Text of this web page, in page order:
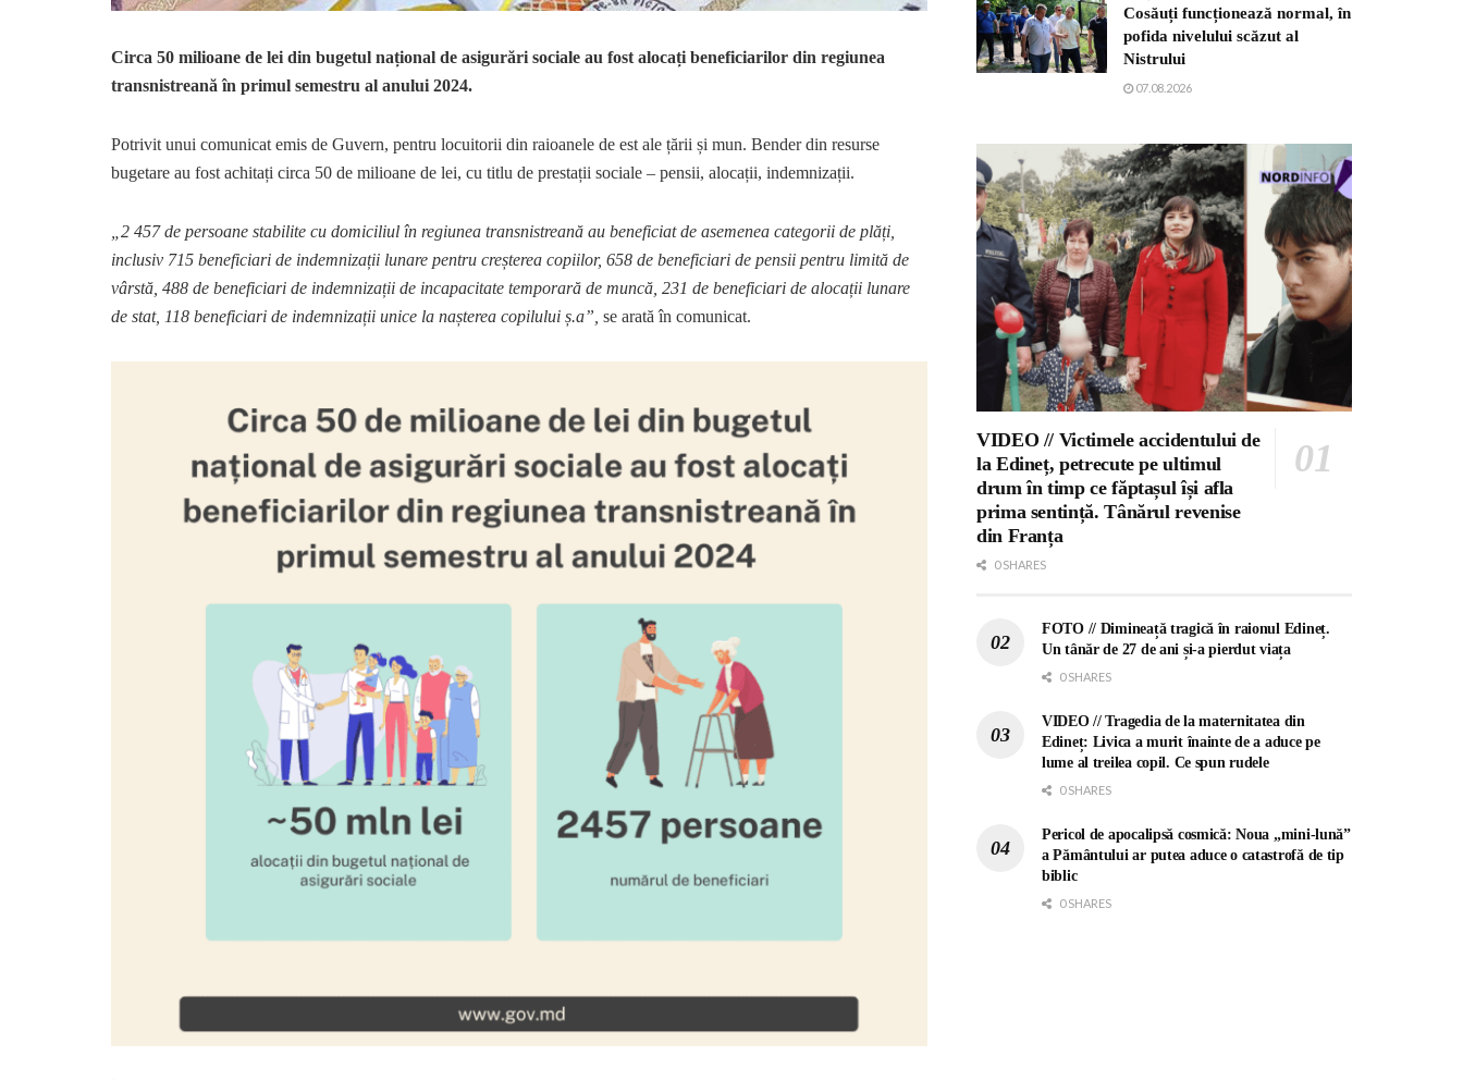
Circa 50 milioane de lei din bugetul național de asigurări sociale au fost alocați beneficiarilor din regiunea
transnistreană în primul semestru al anului 2024.
Potrivit unui comunicat emis de Guvern, pentru locuitorii din raioanele de est ale țării și mun. Bender din resurse
bugetare au fost achitați circa 50 de milioane de lei, cu titlu de prestații sociale – pensii, alocații, indemnizații.
„2 457 de persoane stabilite cu domiciliul în regiunea transnistreană au beneficiat de asemenea categorii de plăți,
inclusiv 715 beneficiari de indemnizații lunare pentru creșterea copiilor, 658 de beneficiari de pensii pentru limită de
vârstă, 488 de beneficiari de indemnizații de incapacitate temporară de muncă, 231 de beneficiari de alocații lunare
de stat, 118 beneficiari de indemnizații unice la nașterea copilului ș.a”, se arată în comunicat.
Cosăuți funcționează normal, în
pofida nivelului scăzut al
Nistrului
07.08.2026
VIDEO // Victimele accidentului de
la Edineț, petrecute pe ultimul
drum în timp ce făptașul își afla
prima sentință. Tânărul revenise
din Franța
0 SHARES
FOTO // Dimineață tragică în raionul Edineț.
Un tânăr de 27 de ani și-a pierdut viața
0 SHARES
VIDEO // Tragedia de la maternitatea din
Edineț: Livica a murit înainte de a aduce pe
lume al treilea copil. Ce spun rudele
0 SHARES
Pericol de apocalipsă cosmică: Noua „mini-lună”
a Pământului ar putea aduce o catastrofă de tip
biblic
0 SHARES